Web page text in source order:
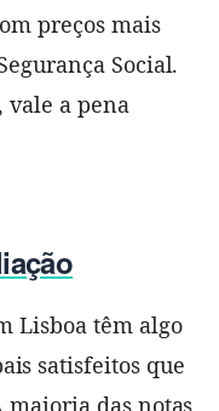
preços mais
Social.
vale a pena
Lisboa têm algo
satisfeitos que
das notas